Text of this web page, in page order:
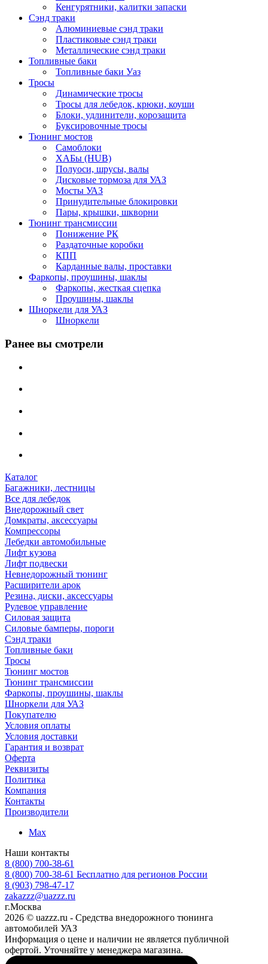
Кенгурятники, калитки запаски
Сэнд траки
Алюминиевые сэнд траки
Пластиковые сэнд траки
Металлические сэнд траки
Топливные баки
Топливные баки Уаз
Тросы
Динамические тросы
Тросы для лебедок, крюки, коуши
Блоки, удлинители, корозащита
Буксировочные тросы
Тюнинг мостов
Самоблоки
ХАБы (HUB)
Полуоси, шрусы, валы
Дисковые тормоза для УАЗ
Мосты УАЗ
Принудительные блокировки
Пары, крышки, шкворни
Тюнинг трансмиссии
Понижение РК
Раздаточные коробки
КПП
Карданные валы, проставки
Фаркопы, проушины, шаклы
Фаркопы, жесткая сцепка
Проушины, шаклы
Шноркели для УАЗ
Шноркели
Ранее вы смотрели
Каталог
Багажники, лестницы
Все для лебедок
Внедорожный свет
Домкраты, аксессуары
Компрессоры
Лебедки автомобильные
Лифт кузова
Лифт подвески
Невнедорожный тюнинг
Расширители арок
Резина, диски, аксессуары
Рулевое управление
Силовая защита
Силовые бамперы, пороги
Сэнд траки
Топливные баки
Тросы
Тюнинг мостов
Тюнинг трансмиссии
Фаркопы, проушины, шаклы
Шноркели для УАЗ
Покупателю
Условия оплаты
Условия доставки
Гарантия и возврат
Оферта
Реквизиты
Политика
Компания
Контакты
Производители
Max
Наши контакты
8 (800) 700-38-61
8 (800) 700-38-61 Бесплатно для регионов России
8 (903) 798-47-17
zakazzz@uazzz.ru
г.Москва
2026 © uazzz.ru - Средства внедорожного тюнинга
автомобилей УАЗ
Информация о цене и наличии не является публичной
офертой. Уточняйте у менеджера магазина.